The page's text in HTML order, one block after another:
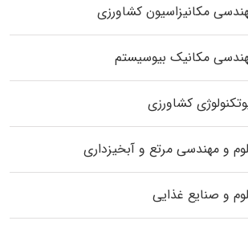
مکانیزاسیون کشاورزی
مکانیک بیوسیستم
کشاورزی
و مهندسی مرتع و آبخیزداری
و صنایع غذایی